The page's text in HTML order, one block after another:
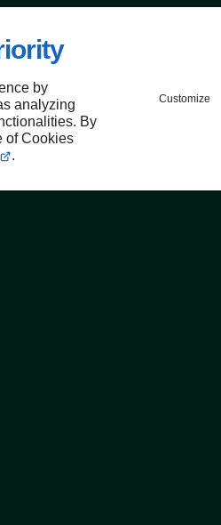
by
analyzing
By
of Cookies
.
Customize